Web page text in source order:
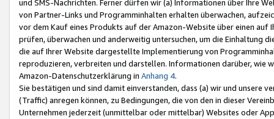
und SMS-Nachrichten. Ferner dürfen wir (a) Informationen über Ihre
von Partner-Links und Programminhalten erhalten überwachen,
vor dem Kauf eines Produkts auf der Amazon-Website über einen
prüfen, überwachen und anderweitig untersuchen, um die Einhaltung
die auf Ihrer Website dargestellte Implementierung von
reproduzieren, verbreiten und darstellen. Informationen darüber, wie
Amazon-Datenschutzerklärung in Anhang 4.
Sie bestätigen und sind damit einverstanden, dass (a) wir und
(Traffic) anregen können, zu Bedingungen, die von den in dieser
Unternehmen jederzeit (unmittelbar oder mittelbar) Websites oder